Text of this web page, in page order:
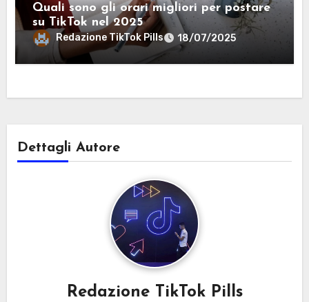
Quali sono gli orari migliori per postare
su TikTok nel 2025
Redazione TikTok Pills 18/07/2025
Dettagli Autore
Redazione TikTok Pills